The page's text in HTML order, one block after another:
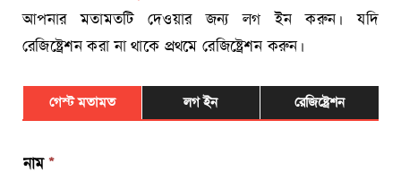
আপনার মতামতটি দেওয়ার জন্য লগ ইন করুন। যদি
রেজিষ্ট্রেশন করা না থাকে প্রথমে রেজিষ্ট্রেশন করুন।
গেস্ট মতামত লগ ইন রেজিষ্ট্রেশন
নাম*